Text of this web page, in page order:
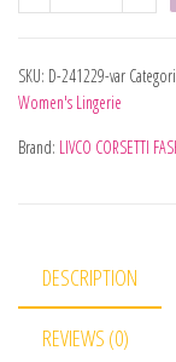
SKU: D-241229-var
Women's Lingerie
Brand: LIVCO CORSETTI
DESCRIPTION
REVIEWS (0)